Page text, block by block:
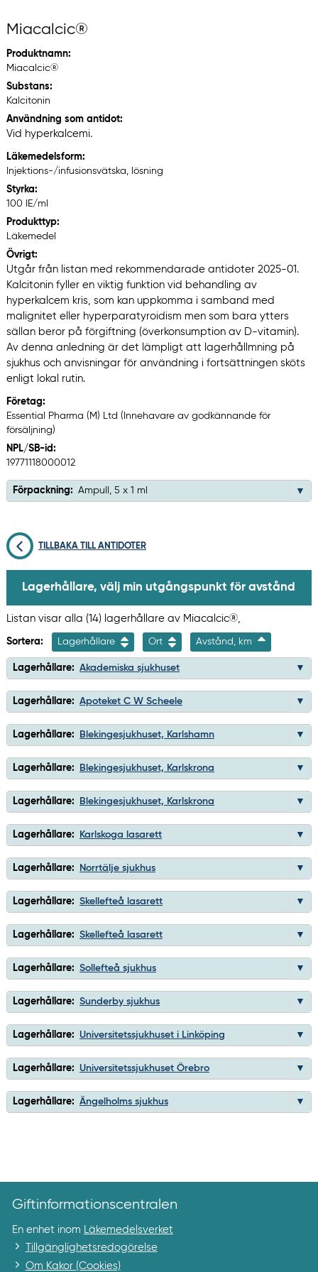
Miacalcic®
Produktnamn:
Miacalcic®
Substans:
Kalcitonin
Användning som antidot:
Vid hyperkalcemi.
Läkemedelsform:
Injektions-/infusionsvätska, lösning
Styrka:
100 IE/ml
Produkttyp:
Läkemedel
Övrigt:
Utgår från listan med rekommendarade antidoter 2025-01.
Kalcitonin fyller en viktig funktion vid behandling av
hyperkalcem kris, som kan uppkomma i samband med
malignitet eller hyperparatyroidism men som bara ytters
sällan beror på förgiftning (överkonsumption av D-vitamin).
Av denna anledning är det lämpligt att lagerhållmning på
sjukhus och anvisningar för användning i fortsättningen sköts
enligt lokal rutin.
Företag:
Essential Pharma (M) Ltd (Innehavare av godkännande för
försäljning)
NPL/SB-id:
19771118000012
Förpackning: Ampull, 5 x 1 ml
TILLBAKA TILL ANTIDOTER
Lagerhållare, välj min utgångspunkt för avstånd
Listan visar alla (14) lagerhållare av Miacalcic®,
Sortera: Lagerhållare Ort Avstånd, km
Lagerhållare: Akademiska sjukhuset
Lagerhållare: Apoteket C W Scheele
Lagerhållare: Blekingesjukhuset, Karlshamn
Lagerhållare: Blekingesjukhuset, Karlskrona
Lagerhållare: Blekingesjukhuset, Karlskrona
Lagerhållare: Karlskoga lasarett
Lagerhållare: Norrtälje sjukhus
Lagerhållare: Skellefteå lasarett
Lagerhållare: Skellefteå lasarett
Lagerhållare: Sollefteå sjukhus
Lagerhållare: Sunderby sjukhus
Lagerhållare: Universitetssjukhuset i Linköping
Lagerhållare: Universitetssjukhuset Örebro
Lagerhållare: Ängelholms sjukhus
Giftinformationscentralen
En enhet inom
Läkemedelsverket
Tillgänglighetsredogörelse
Om Kakor (Cookies)